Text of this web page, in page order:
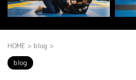
HOME > blog >
blog